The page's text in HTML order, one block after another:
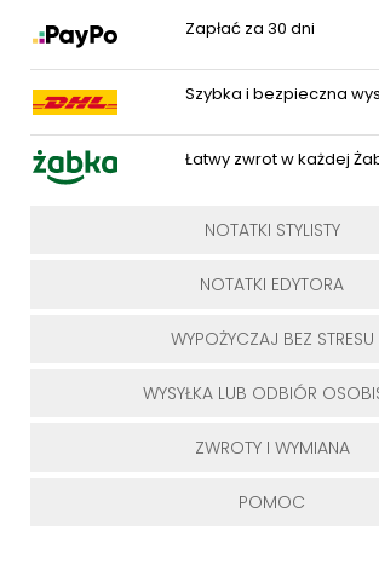
Zapłać za 30 dni
Szybka i bezpieczna
Łatwy zwrot w każdej
NOTATKI STYLISTY
NOTATKI EDYTORA
WYPOŻYCZAJ BEZ STRESU
WYSYŁKA LUB ODBIÓR
ZWROTY I WYMIANA
POMOC